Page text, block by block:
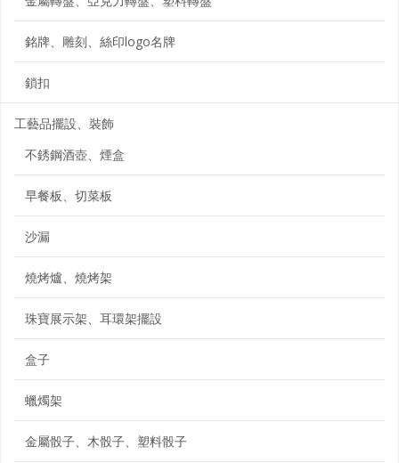
銘牌、雕刻、絲印logo名牌
鎖扣
工藝品擺設、裝飾
不銹鋼酒壺、煙盒
早餐板、切菜板
沙漏
燒烤爐、燒烤架
珠寶展示架、耳環架擺設
盒子
蠟燭架
金屬骰子、木骰子、塑料骰子